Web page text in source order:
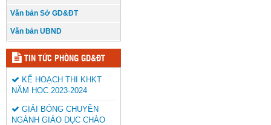
Văn bản Sở GD&ĐT
Văn bản UBND
TIN TỨC PHÒNG GD&ĐT
KẾ HOẠCH THI KHKT
NĂM HỌC 2023-2024
GIẢI BÓNG CHUYỀN
NGÀNH GIÁO DỤC CHÀO